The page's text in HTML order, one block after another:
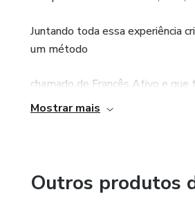
Juntando toda essa experiência
um método
chamado de Francês Ativo e
em apenas 6 meses você estará
Mostrar mais
Outros produtos